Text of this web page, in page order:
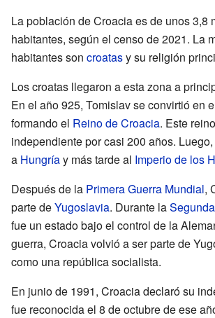
La población de Croacia es de unos 3,8
habitantes, según el censo de 2021. La
habitantes son croatasy su religión
Los croatas llegaron a esta zona a
En el año 925, Tomislav se convirtió en
formando el Reino de Croacia. Este
independiente por casi 200 años.
a Hungríay más tarde al Imperio de los
Después de la Primera Guerra Mundial,
parte deYugoslavia. Durante la
fue un estado bajo el control de la
guerra, Croacia volvió a ser parte de
como una república socialista.
En junio de 1991, Croacia declaró su
fue reconocida el 8 de octubre de ese